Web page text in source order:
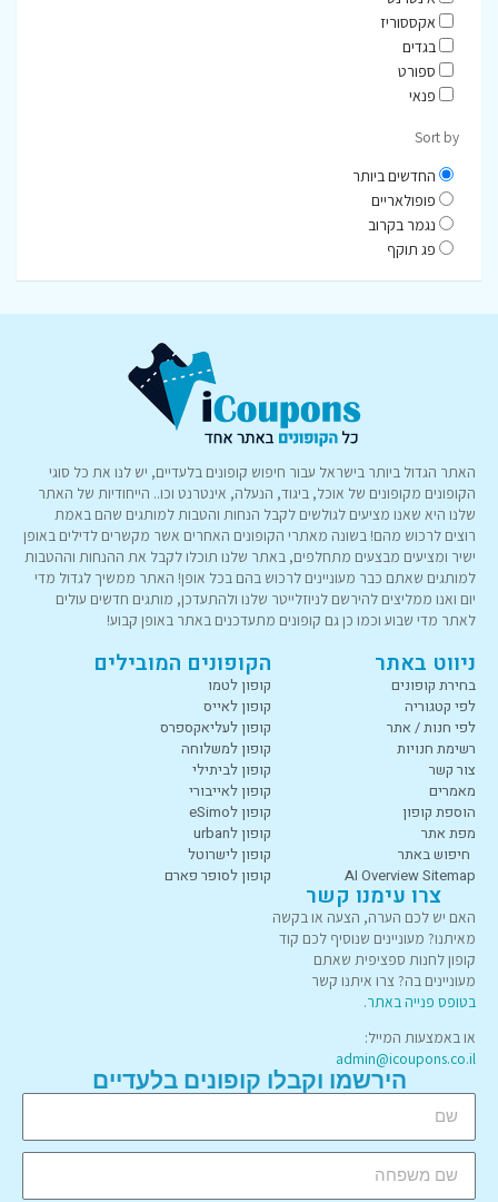
אקססוריז
בגדים
ספורט
פנאי
Sort by
החדשים ביותר
פופולאריים
נגמר בקרוב
פג תוקף
האתר הגדול ביותר בישראל עבור חיפוש קופונים בלעדיים, יש לנו את כל סוגי
הקופונים מקופונים של אוכל, ביגוד, הנעלה, אינטרנט וכו.. הייחודיות של האתר
שלנו היא שאנו מציעים לגולשים לקבל הנחות והטבות למותגים שהם באמת
רוצים לרכוש מהם! בשונה מאתרי הקופונים האחרים אשר מקשרים לדילים באופן
ישיר ומציעים מבצעים מתחלפים, באתר שלנו תוכלו לקבל את ההנחות וההטבות
למותגים שאתם כבר מעוניינים לרכוש בהם בכל אופן! האתר ממשיך לגדול מדי
יום ואנו ממליצים להירשם לניוזלייטר שלנו ולהתעדכן, מותגים חדשים עולים
לאתר מדי שבוע וכמו כן גם קופונים מתעדכנים באתר באופן קבוע!
ניווט באתר
בחירת קופונים
לפי קטגוריה
לפי חנות / אתר
רשימת חנויות
צור קשר
מאמרים
הוספת קופון
מפת אתר
חיפוש באתר
AI Overview Sitemap
הקופונים המובילים
קופון לטמו
קופון לאייס
קופון לעליאקספרס
קופון למשלוחה
קופון לביתילי
קופון לאייבורי
קופון לeSimo
קופון לurban
קופון לישרוטל
קופון לסופר פארם
צרו עימנו קשר
האם יש לכם הערה, הצעה או בקשה
מאיתנו? מעוניינים שנוסיף לכם קוד
קופון לחנות ספציפית שאתם
מעוניינים בה? צרו איתנו קשר
בטופס פנייה באתר.
או באמצעות המייל:
admin@icoupons.co.il
הירשמו וקבלו קופונים בלעדיים